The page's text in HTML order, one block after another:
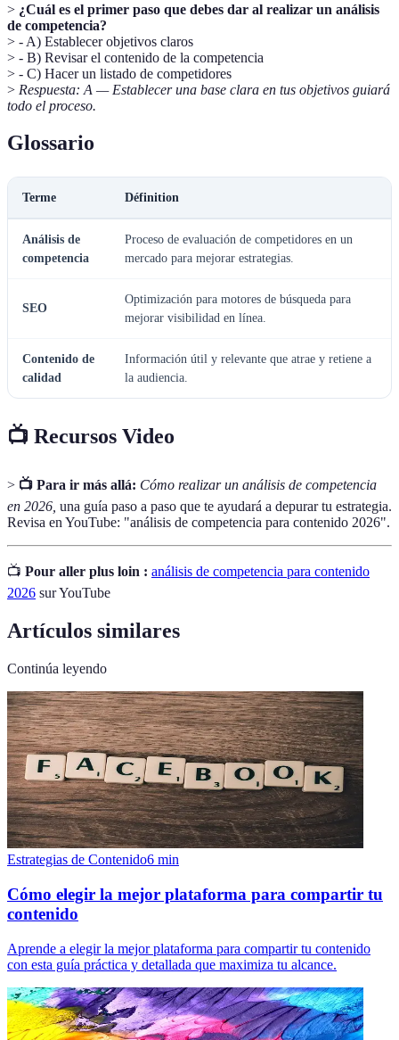
> ¿Cuál es el primer paso que debes dar al realizar un análisis
de competencia?
> - A) Establecer objetivos claros
> - B) Revisar el contenido de la competencia
> - C) Hacer un listado de competidores
> Respuesta: A — Establecer una base clara en tus objetivos guiará
todo el proceso.
Glossario
Terme Définition
Análisis de
competencia
Proceso de evaluación de competidores en un
mercado para mejorar estrategias.
SEO
Optimización para motores de búsqueda para
mejorar visibilidad en línea.
Contenido de
calidad
Información útil y relevante que atrae y retiene a
la audiencia.
📺 Recursos Video
> 📺 Para ir más allá: Cómo realizar un análisis de competencia
en 2026, una guía paso a paso que te ayudará a depurar tu estrategia.
Revisa en YouTube: "análisis de competencia para contenido 2026".
📺 Pour aller plus loin : análisis de competencia para contenido
2026 sur YouTube
Artículos similares
Continúa leyendo
Estrategias de Contenido6 min
Cómo elegir la mejor plataforma para compartir tu
contenido
Aprende a elegir la mejor plataforma para compartir tu contenido
con esta guía práctica y detallada que maximiza tu alcance.